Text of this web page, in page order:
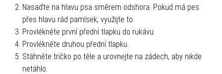
Nasaďte na hlavu psa směrem odshora. Pokud má pes
přes hlavu rád pamlsek, využijte to.
Provlékněte první přední tlapku do rukávu.
Provlékněte druhou přední tlapku.
Stáhněte tričko po těle a urovnejte na zádech, aby nikde
netáhlo.